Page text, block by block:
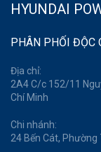
HYUNDAI
PHÂN PHỐI ĐỘC
Địa chỉ:
2A4 C/c 152/11
Chí Minh
Chi nhánh:
24 Bến Cát, Phường